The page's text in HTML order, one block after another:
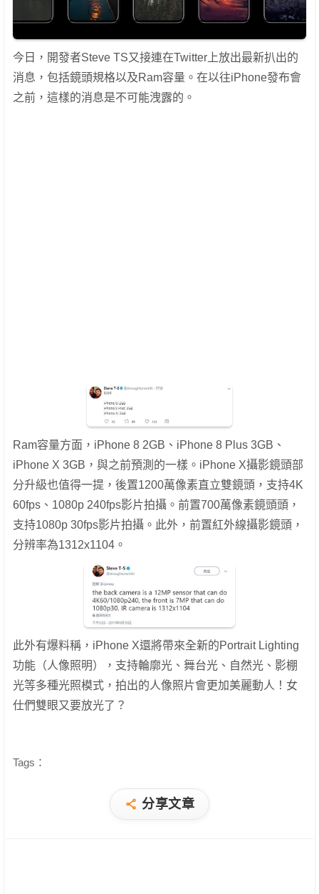
今日，開發者Steve TS‏又接連在Twitter上放出最新扒出的
消息，包括鏡頭規格以及Ram容量。在以往iPhone發布會
之前，這樣的消息是不可能洩露的。
Ram容量方面，iPhone 8 2GB、iPhone 8 Plus 3GB、
iPhone X 3GB，與之前預測的一樣。iPhone X攝影鏡頭部
分升級也值得一提，後置1200萬像素直立雙鏡頭，支持4K
60fps、1080p 240fps影片拍攝。前置700萬像素鏡頭頭，
支持1080p 30fps影片拍攝。此外，前置紅外線攝影鏡頭，
分辨率為1312x1104。
此外有爆料稱，iPhone X還將帶來全新的Portrait Lighting
功能（人像照明），支持輪廓光、舞台光、自然光、影棚
光等多種光照模式，拍出的人像照片會更加美麗動人！女
仕們雙眼又要放光了？
Tags：
分享文章